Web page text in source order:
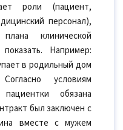
роли (пациент,
персонал),
клинической
Например:
в родильный дом
условиям
обязана
был заключен с
вместе с мужем